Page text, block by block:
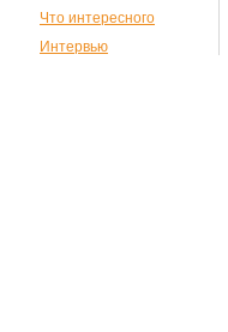
Что интересного
Интервью